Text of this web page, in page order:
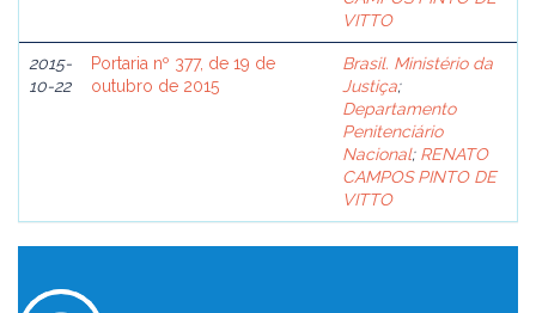
VITTO
2015-
10-22
Portaria nº 377, de 19 de
outubro de 2015
Brasil. Ministério da
Justiça;
Departamento
Penitenciário
Nacional; RENATO
CAMPOS PINTO DE
VITTO